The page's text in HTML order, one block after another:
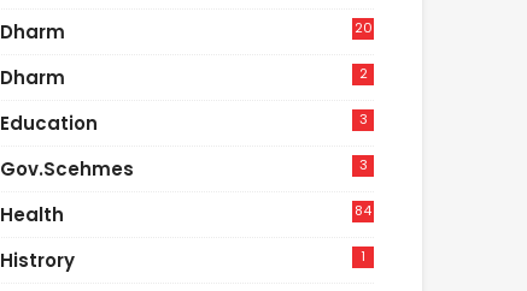
Dharm 20
Dharm 2
Education 3
Gov.scehmes 3
Health
84
Histrory 1